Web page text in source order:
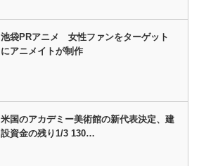
池袋PRアニメ 女性ファンをターゲット
にアニメイトが制作
米国のアカデミー美術館の新代表決定、建
設資金の残り1/3 130…